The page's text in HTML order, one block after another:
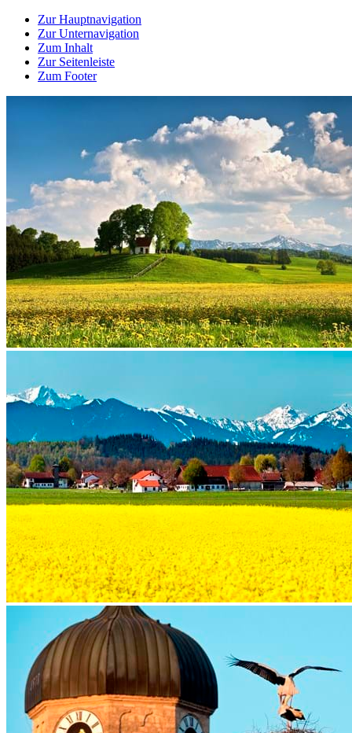
Zur Hauptnavigation
Zur Unternavigation
Zum Inhalt
Zur Seitenleiste
Zum Footer